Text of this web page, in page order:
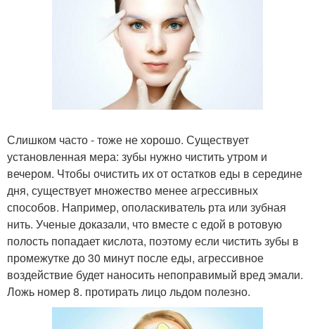
Слишком часто - тоже не хорошо. Существует
установленная мера: зубы нужно чистить утром и
вечером. Чтобы очистить их от остатков еды в середине
дня, существует множество менее агрессивных
способов. Например, ополаскиватель рта или зубная
нить. Ученые доказали, что вместе с едой в ротовую
полость попадает кислота, поэтому если чистить зубы в
промежутке до 30 минут после еды, агрессивное
воздействие будет наносить непоправимый вред эмали.
Ложь номер 8. протирать лицо льдом полезно.